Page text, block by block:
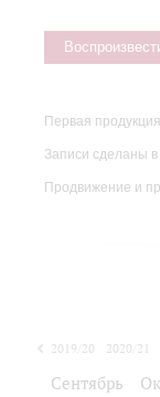
Первая
Записи сделаны
Продвижение и
2019/20 2020/21
Сентябрь